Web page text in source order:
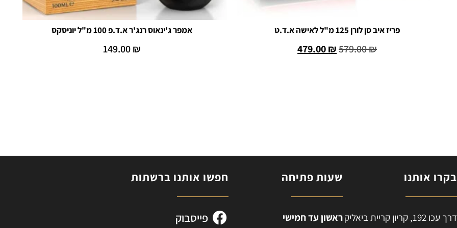
אמפר ג'ינאוס רנג'ר א.ד.פ 100 מ"ל יוניסקס
149.00₪
פריז איב סן לורן 125 מ"ל לאישה א.ד.ט
579.00₪
479.00₪
בקרו אותנו
דרך עכו 192, קריון קריית ביאליק
שעות פתיחה
ראשון עד חמישי
חפשו אותנו ברשתות
פייסבוק